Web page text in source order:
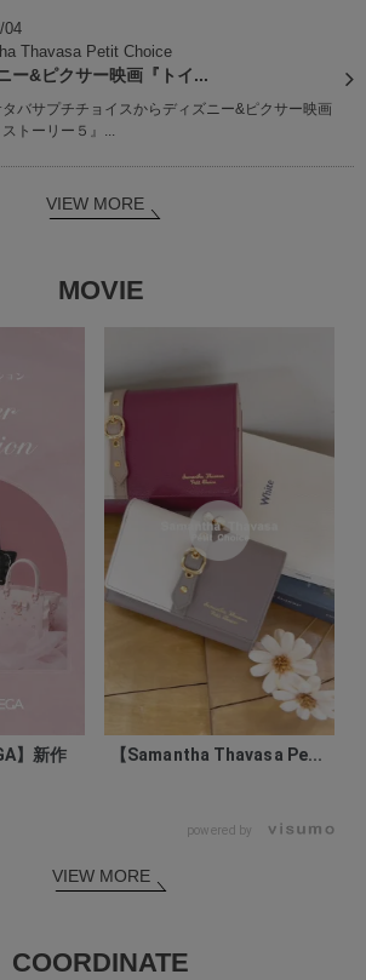
04
Thavasa Petit Choice
ー&ピクサー映画『トイ...
バサプチチョイスからディズニー&ピクサー映画
ストーリー５』...
VIEW MORE
MOVIE
】新作
【Samantha Thavasa Pe...
powered by
VIEW MORE
COORDINATE